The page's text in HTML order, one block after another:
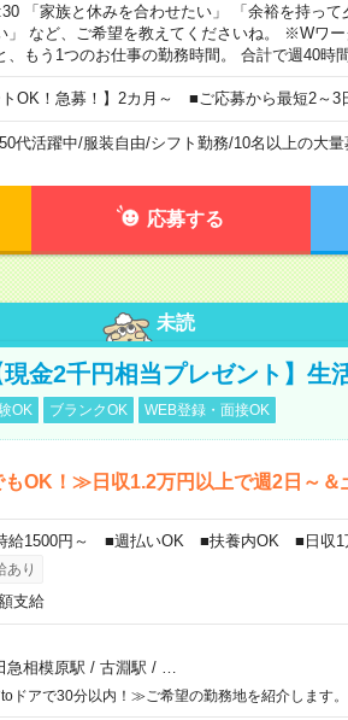
「家族と休みを合わせたい」 「余裕を持っ
」 など、ご希望を教えてくださいね。 ※Wワ
、もう1つのお仕事の勤務時間。 合計で週40時
トOK！急募！】2カ月～ ■ご応募から最短2～3
代活躍中/服装自由/シフト勤務/10名以上の大量
応募する
未読
金2千円相当プレゼント】生
OK ブランクOK WEB登録・面接OK
OK！≫日収1.2万円以上で週2日～＆
給1500円～ ■週払いOK ■扶養内OK ■日収1
あり
支給
急相模原駅 / 古淵駅 /
ドアで30分以内！≫ご希望の勤務地を紹介します。